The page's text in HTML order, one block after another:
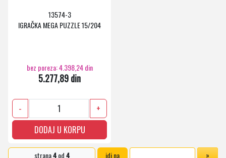
13574-3
IGRAČKA MEGA PUZZLE 15/204
bez poreza: 4.398,24 din
5.277,89 din
-
+
DODAJ U KORPU
strana4od4
idi na